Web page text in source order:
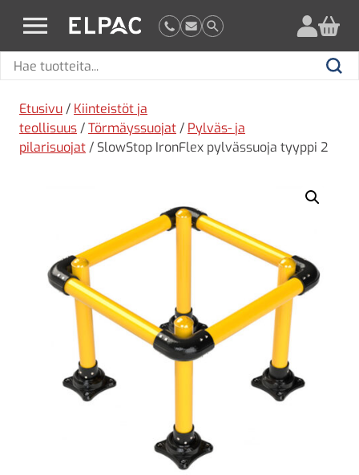
elpac.fi
Hae
Hae
Etusivu / Kiinteistöt ja
teollisuus /Törmäyssuojat / Pylväs- ja
pilarisuojat / SlowStop IronFlex pylvässuoja tyyppi 2